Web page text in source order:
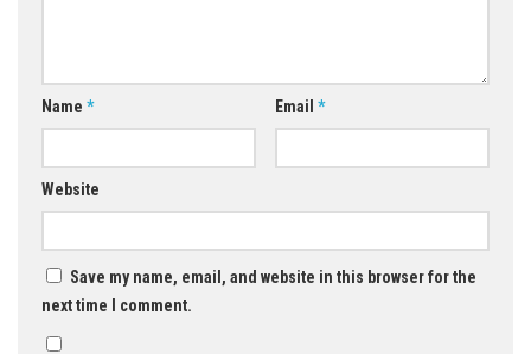
Name * Email *
Website
Save my name, email, and website in this browser for the
next time I comment.